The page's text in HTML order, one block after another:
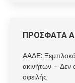
ΠΡΟΣΦΑΤΑ
ΑΑΔΕ:
ακινήτων – Δεν
οφειλής